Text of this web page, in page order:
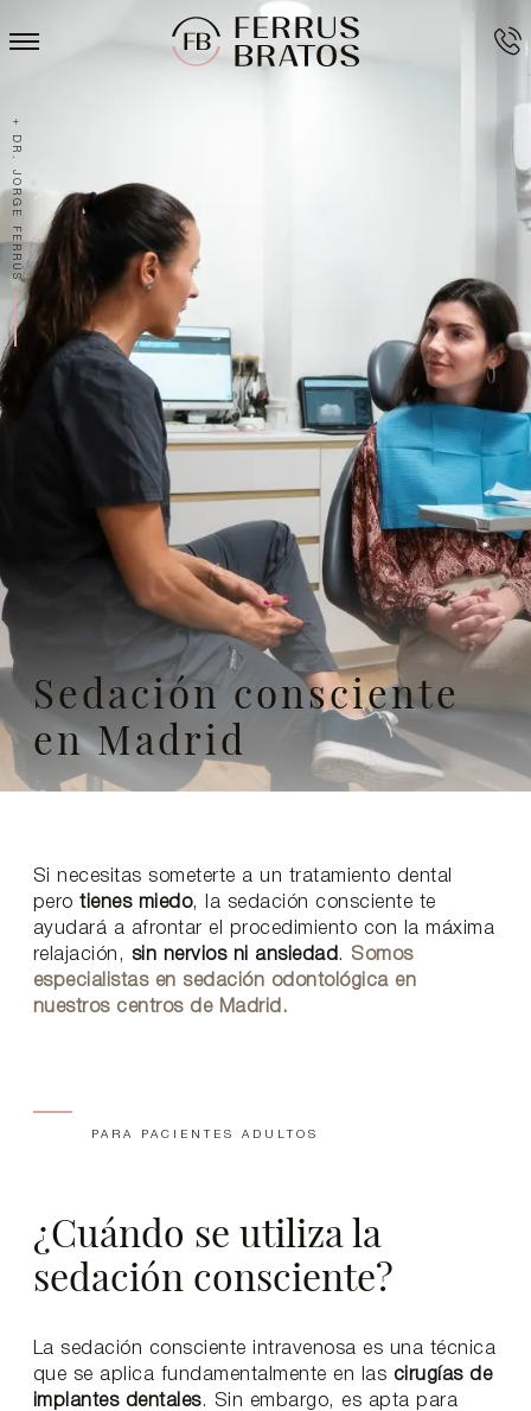
Sedación consciente
en Madrid
+ DR. JORGE FERRÚS
Si necesitas someterte a un tratamiento dental
perotienes miedo, la sedación consciente te
ayudará a afrontar el procedimiento con la máxima
relajación, sin nervios ni ansiedad . Somos
especialistas en sedación odontológica en
nuestros centros de Madrid.
PARA PACIENTES ADULTOS
¿Cuándo se utiliza la
sedación consciente?
La sedación consciente intravenosa es una técnica
que se aplica fundamentalmente en las cirugías de
implantes dentales. Sin embargo, es apta para